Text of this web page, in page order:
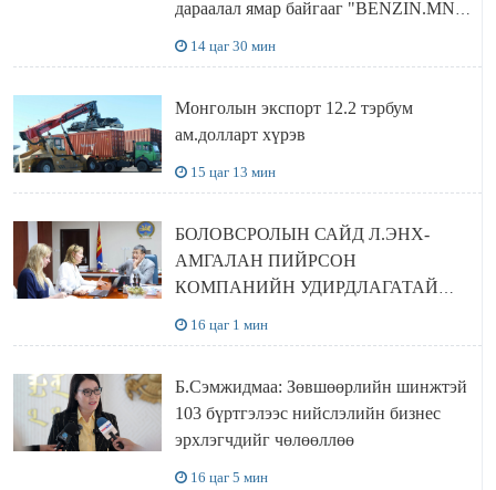
дараалал ямар байгааг "BENZIN.MN”
сайтаас харах боломжтой
14 цаг 30 мин
Монголын экспорт 12.2 тэрбум
ам.долларт хүрэв
15 цаг 13 мин
БОЛОВСРОЛЫН САЙД Л.ЭНХ-
АМГАЛАН ПИЙРСОН
КОМПАНИЙН УДИРДЛАГАТАЙ
УУЛЗЛАА
16 цаг 1 мин
Б.Сэмжидмаа: Зөвшөөрлийн шинжтэй
103 бүртгэлээс нийслэлийн бизнес
эрхлэгчдийг чөлөөллөө
16 цаг 5 мин